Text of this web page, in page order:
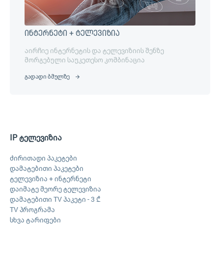
ინტერნეტი + ტელევიზია
აირჩიე ინტერნეტის და ტელევიზიის შენზე
მორგებული საუკეთესო კომბინაცია
გადადი ბმულზე
IP ტელევიზია
ძირითადი პაკეტები
დამატებითი პაკეტები
ტელევიზია + ინტერნეტი
დაიმატე მეორე ტელევიზია
დამატებითი TV პაკეტი - 3 ₾
TV პროგრამა
სხვა ტარიფები